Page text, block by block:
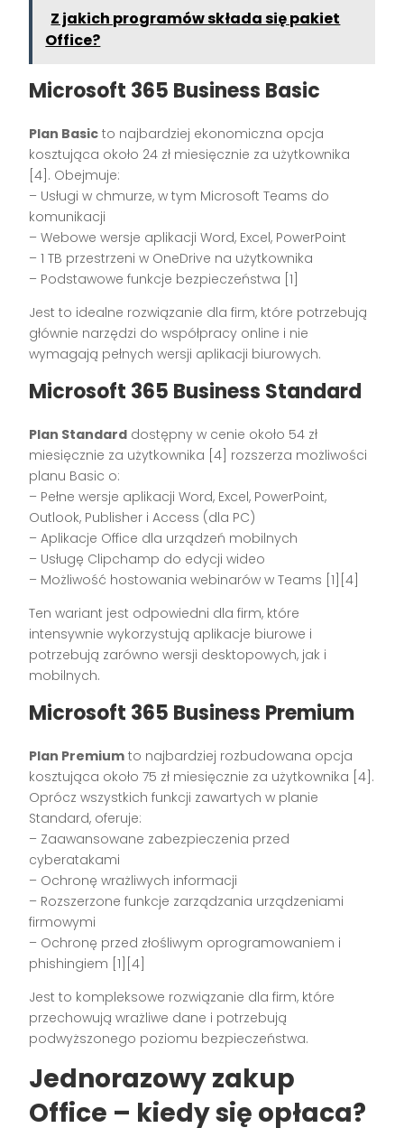
Z jakich programów składa się pakiet
Office?
Microsoft 365 Business Basic
Plan Basic to najbardziej ekonomiczna opcja
kosztująca około 24 zł miesięcznie za użytkownika
[4]. Obejmuje:
– Usługi w chmurze, w tym Microsoft Teams do
komunikacji
– Webowe wersje aplikacji Word, Excel, PowerPoint
– 1 TB przestrzeni w OneDrive na użytkownika
– Podstawowe funkcje bezpieczeństwa [1]
Jest to idealne rozwiązanie dla firm, które potrzebują
głównie narzędzi do współpracy online i nie
wymagają pełnych wersji aplikacji biurowych.
Microsoft 365 Business Standard
Plan Standard dostępny w cenie około 54 zł
miesięcznie za użytkownika [4] rozszerza możliwości
planu Basic o:
– Pełne wersje aplikacji Word, Excel, PowerPoint,
Outlook, Publisher i Access (dla PC)
– Aplikacje Office dla urządzeń mobilnych
– Usługę Clipchamp do edycji wideo
– Możliwość hostowania webinarów w Teams [1][4]
Ten wariant jest odpowiedni dla firm, które
intensywnie wykorzystują aplikacje biurowe i
potrzebują zarówno wersji desktopowych, jak i
mobilnych.
Microsoft 365 Business Premium
Plan Premium to najbardziej rozbudowana opcja
kosztująca około 75 zł miesięcznie za użytkownika [4].
Oprócz wszystkich funkcji zawartych w planie
Standard, oferuje:
– Zaawansowane zabezpieczenia przed
cyberatakami
– Ochronę wrażliwych informacji
– Rozszerzone funkcje zarządzania urządzeniami
firmowymi
– Ochronę przed złośliwym oprogramowaniem i
phishingiem [1][4]
Jest to kompleksowe rozwiązanie dla firm, które
przechowują wrażliwe dane i potrzebują
podwyższonego poziomu bezpieczeństwa.
Jednorazowy zakup
Office – kiedy się opłaca?